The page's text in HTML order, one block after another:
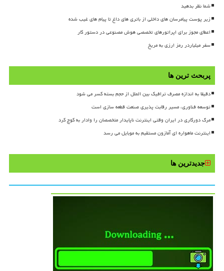
شما نظر بدهید
زیر پوست پیامرسان های داخلی از باتری های داغ تا پیام های غیب شده
اعطای مجوز برای اپراتورهای تخصصی هوش مصنوعی در دستور کار
سفر میلیاردر رمز ارزی به مریخ
پربحث ترین ها
دقیقا به اندازه مصرف ترافیک بین الملل از حجم بسته کسر می شود
توسعه فناوری، مسیر رقابت پذیری صنعت قطعه سازی است
مرگ دورکاری در ایران وقتی اینترنت ناپایدار متخصصان را وادار به کوچ کرد
اینترنت ماهواره ای آمازون مستقیم به موبایل می رسد
جدیدترین ها